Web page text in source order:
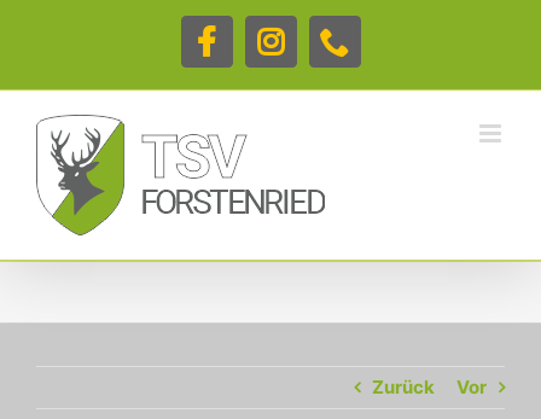
FacebookInstagram
Telefon
Zurück Vor